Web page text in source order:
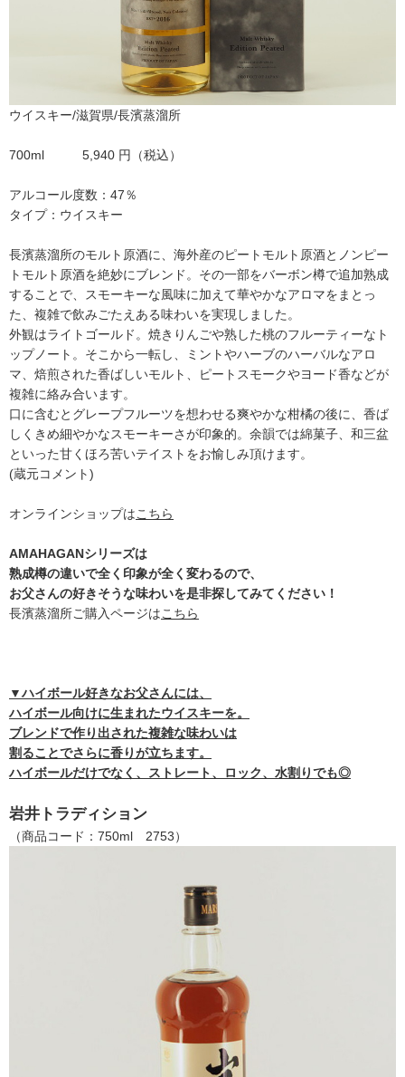
ウイスキー/滋賀県/長濱蒸溜所
700ml 5,940 円（税込）
アルコール度数：47％
タイプ：ウイスキー
長濱蒸溜所のモルト原酒に、海外産のピートモルト原酒とノンピー
トモルト原酒を絶妙にブレンド。その一部をバーボン樽で追加熟成
することで、スモーキーな風味に加えて華やかなアロマをまとっ
た、複雑で飲みごたえある味わいを実現しました。
外観はライトゴールド。焼きりんごや熟した桃のフルーティーなト
ップノート。そこから一転し、ミントやハーブのハーバルなアロ
マ、焙煎された香ばしいモルト、ピートスモークやヨード香などが
複雑に絡み合います。
口に含むとグレープフルーツを想わせる爽やかな柑橘の後に、香ば
しくきめ細やかなスモーキーさが印象的。余韻では綿菓子、和三盆
といった甘くほろ苦いテイストをお愉しみ頂けます。
(蔵元コメント)
オンラインショップはこちら
AMAHAGANシリーズは
熟成樽の違いで全く印象が全く変わるので、
お父さんの好きそうな味わいを是非探してみてください！
長濱蒸溜所ご購入ページはこちら
▼ハイボール好きなお父さんには、
ハイボール向けに生まれたウイスキーを。
ブレンドで作り出された複雑な味わいは
割ることでさらに香りが立ちます。
ハイボールだけでなく、ストレート、ロック、水割りでも◎
岩井トラディション
（商品コード：750ml 2753）